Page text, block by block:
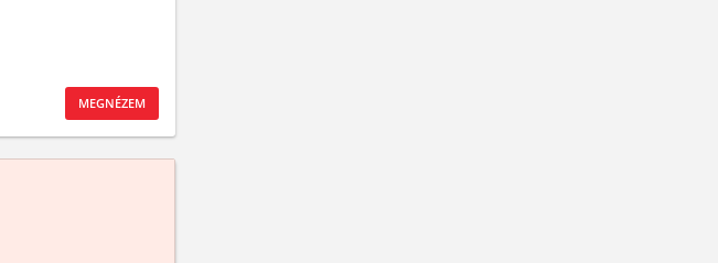
MEGNÉZEM